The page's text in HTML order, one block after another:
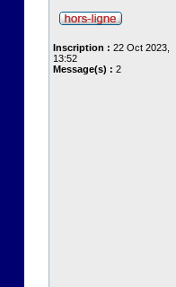
Inscription : 22 Oct 2023,
13:52
Message(s) : 2